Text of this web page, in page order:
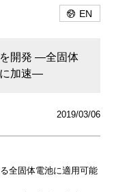
EN
開発 ―全固体
に加速―
2019/03/06
全固体電池に適用可能